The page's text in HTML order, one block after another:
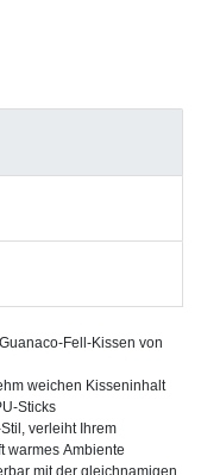
Fell-Kissen von
weichen Kisseninhalt
Sticks
verleiht Ihrem
warmes Ambiente